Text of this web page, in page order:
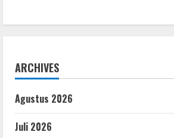
ARCHIVES
Agustus 2026
Juli 2026